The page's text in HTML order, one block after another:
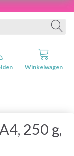
Winkelwagen
250 g,